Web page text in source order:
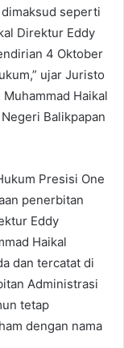
seperti
Direktur Eddy
4 Oktober
ujar Juristo
Haikal
Balikpapan
Presisi One
penerbitan
Eddy
Haikal
dan tercatat di
Administrasi
tetap
dengan nama